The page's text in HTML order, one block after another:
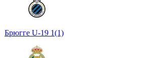
Брюгге U-19 1(1)